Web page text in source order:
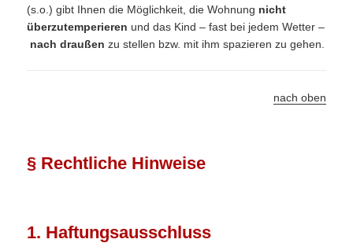
(s.o.) gibt Ihnen die Möglichkeit, die Wohnung nicht
überzutemperieren und das Kind – fast bei jedem Wetter –
nach draußenzu stellen bzw. mit ihm spazieren zu gehen.
nach oben
§ Rechtliche Hinweise
1. Haftungsausschluss